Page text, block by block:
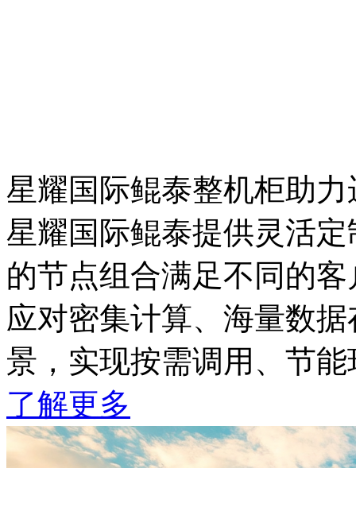
星耀国际鲲泰整机柜助
星耀国际鲲泰提供灵活定
的节点组合满足不同的客
应对密集计算、海量数
景，实现按需调用、节
了解更多